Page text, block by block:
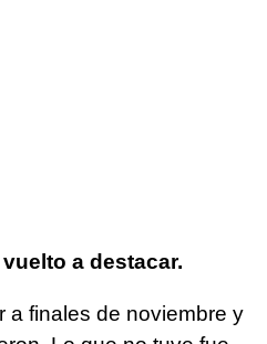
a destacar.
a finales de noviembre y